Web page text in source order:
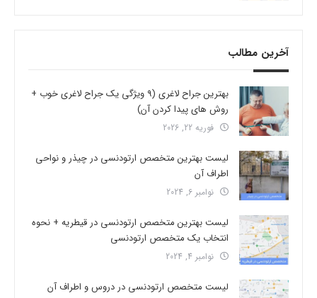
آخرین مطالب
بهترین جراح لاغری (9 ویژگی یک جراح لاغری خوب +
روش های پیدا کردن آن)
فوریه 22, 2026
لیست بهترین متخصص ارتودنسی در چیذر و نواحی
اطراف آن
نوامبر 6, 2024
لیست بهترین متخصص ارتودنسی در قیطریه + نحوه
انتخاب یک متخصص ارتودنسی
نوامبر 4, 2024
لیست متخصص ارتودنسی در دروس و اطراف آن